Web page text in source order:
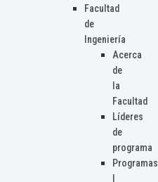
Facultad
de
Ingeniería
Acerca
de
la
Facultad
Líderes
de
programa
Programas